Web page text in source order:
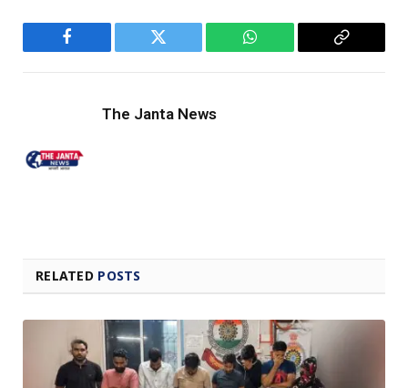
Facebook Twitter WhatsApp
Copy
The Janta News
RELATED POSTS